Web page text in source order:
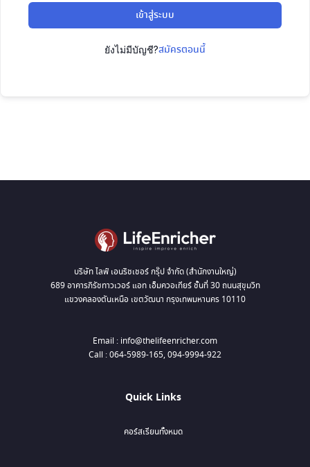
เข้าสู่ระบบ
ยังไม่มีบัญชี?สมัครตอนนี้
บริษัท ไลฟ์ เอนริชเชอร์ กรุ๊ป จำกัด (สำนักงานใหญ่)
689 อาคารภิรัชทาวเวอร์ แอท เอ็มควอเทียร์ ชั้นที่ 30 ถนนสุขุมวิท
แขวงคลองตันเหนือ เขตวัฒนา กรุงเทพมหานคร 10110
Email : info@thelifeenricher.com
Call : 064-5989-165, 094-9994-922
Quick Links
คอร์สเรียนทั้งหมด